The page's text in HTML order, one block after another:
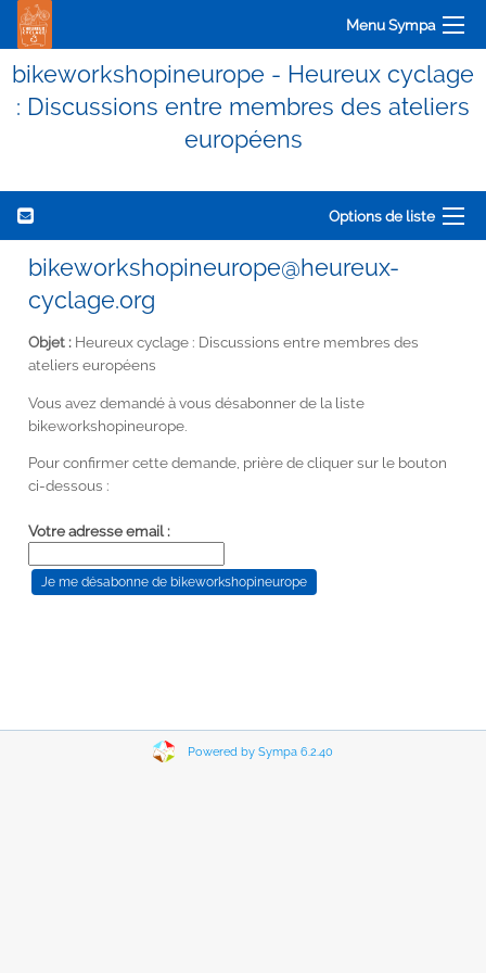
Menu Sympa
bikeworkshopineurope - Heureux cyclage
: Discussions entre membres des ateliers
européens
Options de liste
bikeworkshopineurope@heureux-
cyclage.org
Objet : Heureux cyclage : Discussions entre membres des
ateliers européens
Vous avez demandé à vous désabonner de la liste
bikeworkshopineurope.
Pour confirmer cette demande, prière de cliquer sur le bouton
ci-dessous :
Votre adresse email :
Powered by Sympa 6.2.40